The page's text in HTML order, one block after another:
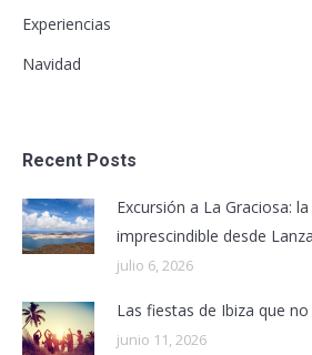
Experiencias
Navidad
Recent Posts
Excursión a La Graciosa:
imprescindible desde
julio 6, 2026
Las fiestas de Ibiza que
junio 11, 2026